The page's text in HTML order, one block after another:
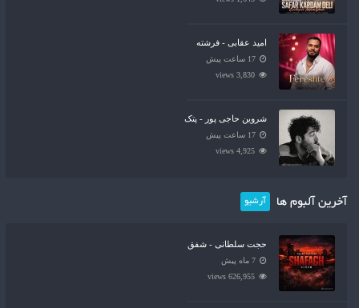
امید عقابی - فرشته
17 ساعت پیش
3,830 views
شروین حاجی پور - پتک
17 ساعت پیش
4,925 views
آخرین آلبوم ها آرشیو
حجت سلطانی - شفق
7 ماه پیش
626,955 views